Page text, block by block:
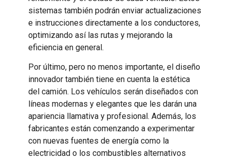
sistemas también podrán enviar actualizaciones
e instrucciones directamente a los conductores,
optimizando así las rutas y mejorando la
eficiencia en general.
Por último, pero no menos importante, el diseño
innovador también tiene en cuenta la estética
del camión. Los vehículos serán diseñados con
líneas modernas y elegantes que les darán una
apariencia llamativa y profesional. Además, los
fabricantes están comenzando a experimentar
con nuevas fuentes de energía como la
electricidad o los combustibles alternativos